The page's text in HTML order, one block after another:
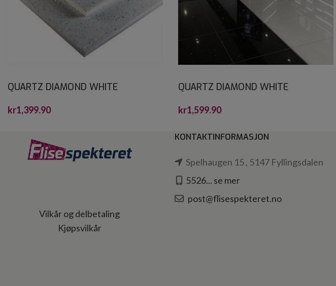
QUARTZ DIAMOND WHITE
kr1,399.90
QUARTZ DIAMOND WHITE
kr1,599.90
Vilkår og delbetaling
Kjøpsvilkår
KONTAKTINFORMASJON
Spelhaugen 15 , 5147 Fyllingsdalen
5526... se mer
post@flisespekteret.no